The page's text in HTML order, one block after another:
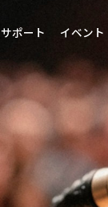
サポート イベント